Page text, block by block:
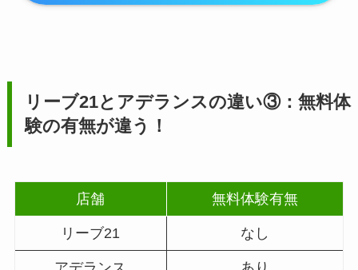
リーブ21とアデランスの違い③：無料体
験の有無が違う！
店舗 無料体験有無
リーブ21 なし